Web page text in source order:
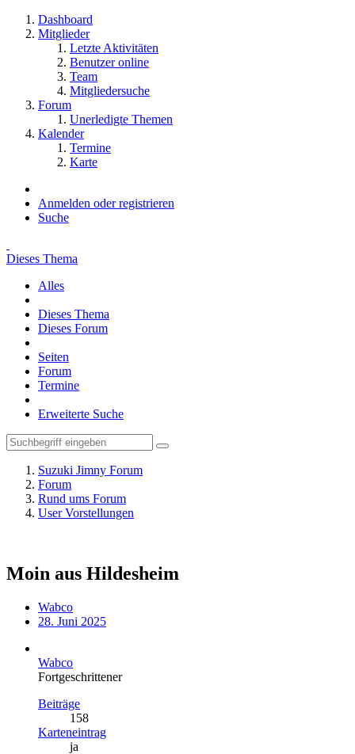
Dashboard
Mitglieder
Letzte Aktivitäten
Benutzer online
Team
Mitgliedersuche
Forum
Unerledigte Themen
Kalender
Termine
Karte
Anmelden oder registrieren
Suche
Dieses Thema
Alles
Dieses Thema
Dieses Forum
Seiten
Forum
Termine
Erweiterte Suche
Suzuki Jimny Forum
Forum
Rund ums Forum
User Vorstellungen
Moin aus Hildesheim
Wabco
28. Juni 2025
Wabco
Fortgeschrittener
Beiträge
158
Karteneintrag
ja